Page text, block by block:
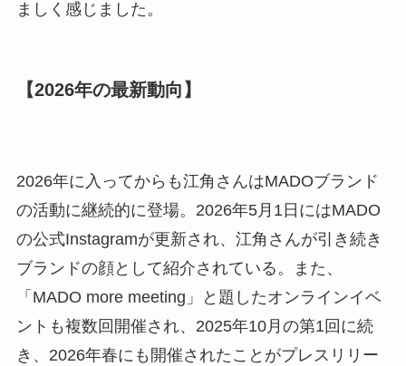
ましく感じました。
【2026年の最新動向】
2026年に入ってからも江角さんはMADOブランド
の活動に継続的に登場。2026年5月1日にはMADO
の公式Instagramが更新され、江角さんが引き続き
ブランドの顔として紹介されている。また、
「MADO more meeting」と題したオンラインイベ
ントも複数回開催され、2025年10月の第1回に続
き、2026年春にも開催されたことがプレスリリー